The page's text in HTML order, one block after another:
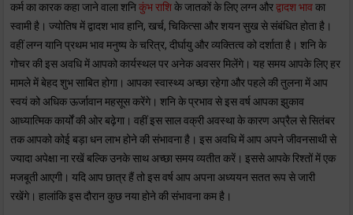
कर्म का कारक कहा जाने वाला शनिकुंभ राशिके जातकों के लिए लग्न औरद्वादश भावका
स्वामी है। ज्योतिष में द्वादश भाव हानि, खर्च, चिकित्सा और शयन सुख से संबंधित होता है।
वहीं लग्न यानि प्रथम भाव मनुष्य के चरित्र, दीर्घायु और व्यक्तित्व को दर्शाता है। शनि के
गोचर की इस अवधि में आपको कार्यस्थल पर अनेक अवसर मिलेंगे। यह समय आपके लिए हर
मामले में बेहद शुभ साबित होगा। आपका स्वास्थ्य अच्छा रहेगा और पहले की तुलना में आप
स्वयं को अधिक ऊर्जावान महसूस करेंगे। शनि के प्रभाव से इस वर्ष आपका झुकाव
आध्यात्मिक कार्यों की ओर बढ़ेगा। वहीं इस साल वक्री अवस्था के कारण अप्रैल से सितंबर
तक आपको कोई बड़ा धन लाभ होने की संभावना है। इस अवधि में आप अपने जीवनसाथी से
ज्यादा अपेक्षा ना रखें बल्कि उनके साथ अच्छा समय व्यतीत करें। इससे आपके रिश्तों में एक
मजबूती आएगी। यदि आप छात्र हैं तो इस वर्ष आप अपना अध्ययन सतत रूप से जारी
रखेंगे। हालांकि इस दौरान कुछ नया होने की संभावना कम है।